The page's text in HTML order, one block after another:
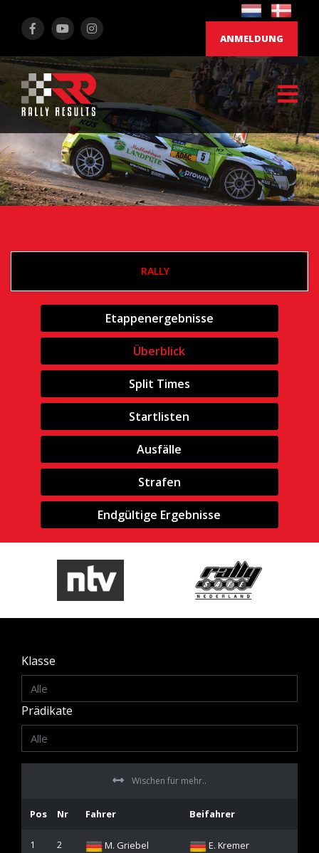
ANMELDUNG
RALLY
Etappenergebnisse
Überblick
Split Times
Startlisten
Ausfälle
Strafen
Endgültige Ergebnisse
Klasse
Prädikate
Wischen für mehr..
Pos Nr Fahrer Beifahrer
1 2 M. Griebel E. Kremer